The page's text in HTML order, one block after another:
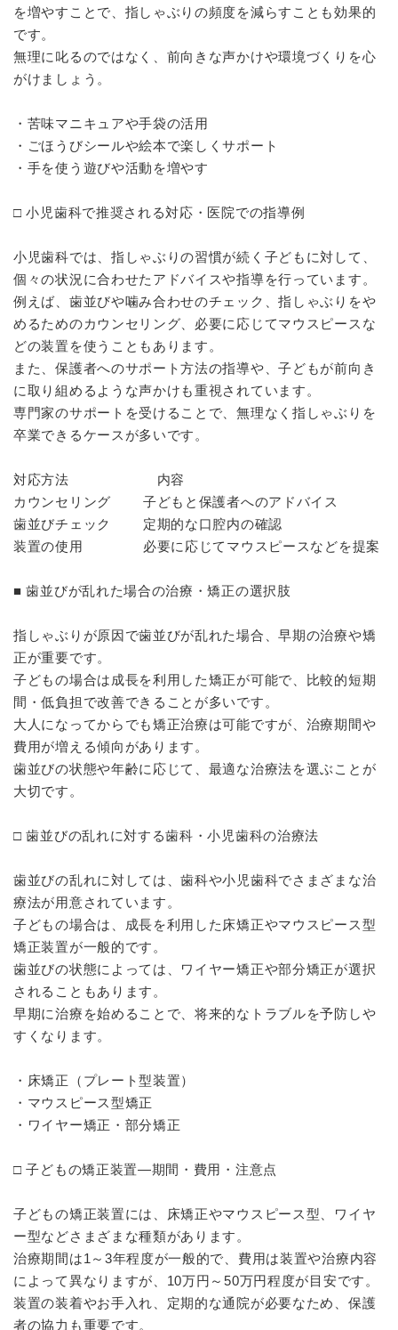
を増やすことで、指しゃぶりの頻度を減らすことも効果的
です。
無理に叱るのではなく、前向きな声かけや環境づくりを心
がけましょう。
・苦味マニキュアや手袋の活用
・ごほうびシールや絵本で楽しくサポート
・手を使う遊びや活動を増やす
□ 小児歯科で推奨される対応・医院での指導例
小児歯科では、指しゃぶりの習慣が続く子どもに対して、
個々の状況に合わせたアドバイスや指導を行っています。
例えば、歯並びや噛み合わせのチェック、指しゃぶりをや
めるためのカウンセリング、必要に応じてマウスピースな
どの装置を使うこともあります。
また、保護者へのサポート方法の指導や、子どもが前向き
に取り組めるような声かけも重視されています。
専門家のサポートを受けることで、無理なく指しゃぶりを
卒業できるケースが多いです。
対応方法 内容
カウンセリング 子どもと保護者へのアドバイス
歯並びチェック 定期的な口腔内の確認
装置の使用 必要に応じてマウスピースなどを提案
■ 歯並びが乱れた場合の治療・矯正の選択肢
指しゃぶりが原因で歯並びが乱れた場合、早期の治療や矯
正が重要です。
子どもの場合は成長を利用した矯正が可能で、比較的短期
間・低負担で改善できることが多いです。
大人になってからでも矯正治療は可能ですが、治療期間や
費用が増える傾向があります。
歯並びの状態や年齢に応じて、最適な治療法を選ぶことが
大切です。
□ 歯並びの乱れに対する歯科・小児歯科の治療法
歯並びの乱れに対しては、歯科や小児歯科でさまざまな治
療法が用意されています。
子どもの場合は、成長を利用した床矯正やマウスピース型
矯正装置が一般的です。
歯並びの状態によっては、ワイヤー矯正や部分矯正が選択
されることもあります。
早期に治療を始めることで、将来的なトラブルを予防しや
すくなります。
・床矯正（プレート型装置）
・マウスピース型矯正
・ワイヤー矯正・部分矯正
□ 子どもの矯正装置—期間・費用・注意点
子どもの矯正装置には、床矯正やマウスピース型、ワイヤ
ー型などさまざまな種類があります。
治療期間は1～3年程度が一般的で、費用は装置や治療内容
によって異なりますが、10万円～50万円程度が目安です。
装置の装着やお手入れ、定期的な通院が必要なため、保護
者の協力も重要です。